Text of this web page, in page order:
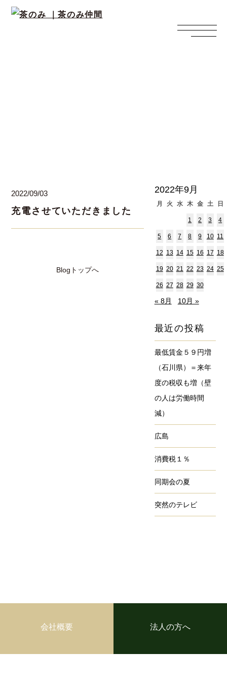
2022/09/03
充電させていただきました
Blogトップへ
2022年9月
月 火 水 木 金 土 日
1 2 3 4
5 6 7 8 9 10 11
12 13 14 15 16 17 18
19 20 21 22 23 24 25
26 27 28 29 30
« 8月 10月 »
最近の投稿
最低賃金５９円増
（石川県）＝来年
度の税収も増（壁
の人は労働時間
減）
広島
消費税１％
同期会の夏
突然のテレビ
会社概要 法人の方へ